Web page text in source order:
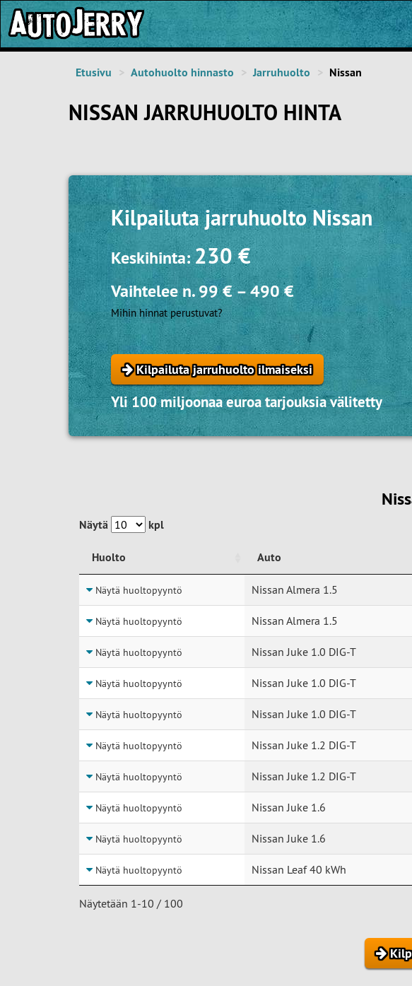
Etusivu Autohuolto hinnasto Jarruhuolto Nissan
NISSAN JARRUHUOLTO HINTA
Kilpailutajarruhuolto Nissan
Keskihinta:230 €
Vaihtelee n.99 €–490 €
Mihin hinnat perustuvat?
Kilpailuta jarruhuolto ilmaiseksi
Yli 100 miljoonaa euroa tarjouksia välitetty
Näytä kpl
Huolto Auto
Huolto
Auto
Näytä huoltopyyntö Nissan Almera 1.5
Näytä huoltopyyntö Nissan Almera 1.5
Näytä huoltopyyntö Nissan Juke 1.0 DIG-T
Näytä huoltopyyntö Nissan Juke 1.0 DIG-T
Näytä huoltopyyntö Nissan Juke 1.0 DIG-T
Näytä huoltopyyntö Nissan Juke 1.2 DIG-T
Näytä huoltopyyntö Nissan Juke 1.2 DIG-T
Näytä huoltopyyntö Nissan Juke 1.6
Näytä huoltopyyntö Nissan Juke 1.6
Näytä huoltopyyntö Nissan Leaf 40 kWh
Näytetään 1-10 / 100